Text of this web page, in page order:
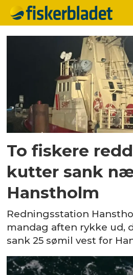
Tag:
To fiskere
kutter sank
Hanstholm
Redningsstation
mandag aften rykke ud,
sank 25 sømil vest for